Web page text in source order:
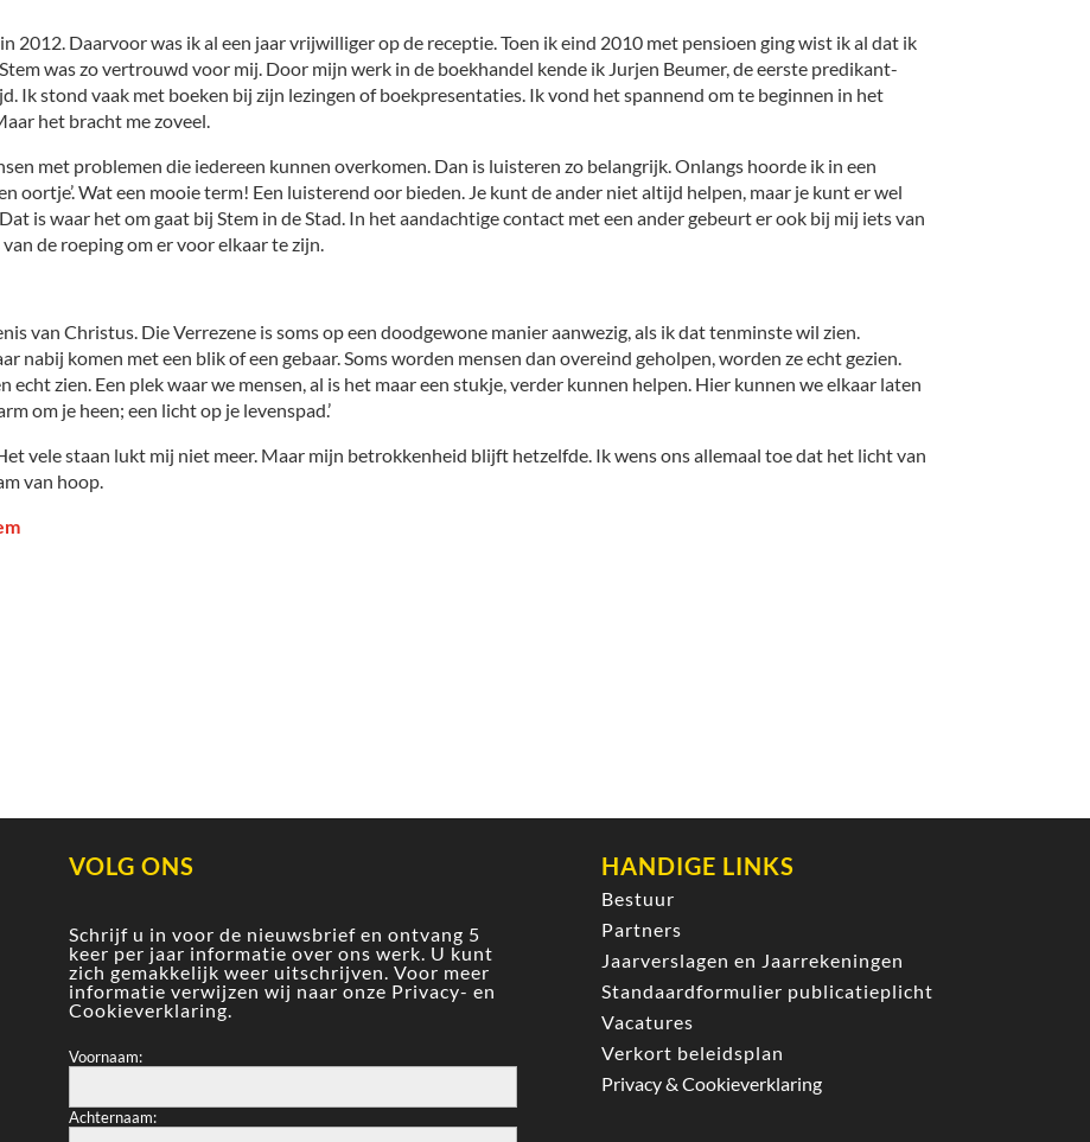
Daarvoor was ik al een jaar vrijwilliger op de receptie. Toen ik eind 2010 met pensioen ging wist ik al dat ik
was zo vertrouwd voor mij. Door mijn werk in de boekhandel kende ik Jurjen Beumer, de eerste predikant-
Ik stond vaak met boeken bij zijn lezingen of boekpresentaties. Ik vond het spannend om te beginnen in het
het bracht me zoveel.
met problemen die iedereen kunnen overkomen. Dan is luisteren zo belangrijk. Onlangs hoorde ik in een
oortje’. Wat een mooie term! Een luisterend oor bieden. Je kunt de ander niet altijd helpen, maar je kunt er wel
is waar het om gaat bij Stem in de Stad. In het aandachtige contact met een ander gebeurt er ook bij mij iets van
de roeping om er voor elkaar te zijn.
van Christus. Die Verrezene is soms op een doodgewone manier aanwezig, als ik dat tenminste wil zien.
nabij komen met een blik of een gebaar. Soms worden mensen dan overeind geholpen, worden ze echt gezien.
echt zien. Een plek waar we mensen, al is het maar een stukje, verder kunnen helpen. Hier kunnen we elkaar laten
om je heen; een licht op je levenspad.’
vele staan lukt mij niet meer. Maar mijn betrokkenheid blijft hetzelfde. Ik wens ons allemaal toe dat het licht van
van hoop.
VOLG ONS
Schrijf u in voor de nieuwsbrief en ontvang 5
keer per jaar informatie over ons werk. U kunt
zich gemakkelijk weer uitschrijven. Voor meer
informatie verwijzen wij naar onze Privacy- en
Cookieverklaring
Voornaam:
Achternaam:
HANDIGE LINKS
Bestuur
Partners
Jaarverslagen en Jaarrekeningen
Standaardformulier publicatieplicht
Vacatures
Verkort beleidsplan
Privacy & Cookieverklaring